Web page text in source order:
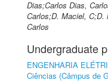
Dias;Carlos Dias,
Carlos;D. Maciel,
Carlos
Undergraduate
ENGENHARIA
Ciências (Câmpus de